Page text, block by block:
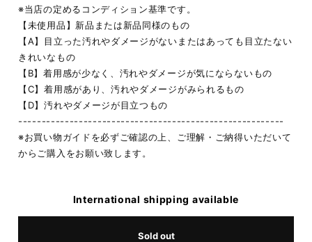
※当店の定めるコンディション基準です。
【未使用品】新品または新品同様のもの
【A】目立った汚れやダメージがないまたはあっても目立たない
きれいなもの
【B】着用感が少なく、汚れやダメージが気にならないもの
【C】着用感があり、汚れやダメージがみられるもの
【D】汚れやダメージが目立つもの
---------------------------------------------------------
※お買い物ガイドを必ずご確認の上、ご理解・ご納得いただいて
からご購入をお願い致します。
International shipping available
Sold out